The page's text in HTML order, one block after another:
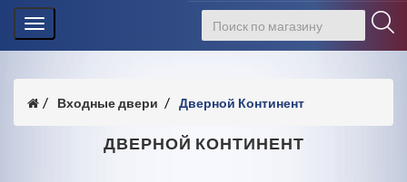
Toggle
navigation
Входные двери Дверной Континент
ДВЕРНОЙ КОНТИНЕНТ